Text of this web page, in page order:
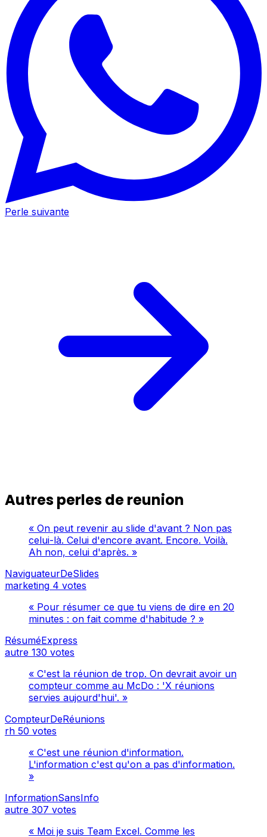
Perle suivante
Autres perles de reunion
« On peut revenir au slide d'avant ? Non pas
celui-là. Celui d'encore avant. Encore. Voilà.
Ah non, celui d'après. »
NaviguateurDeSlides
marketing 4 votes
« Pour résumer ce que tu viens de dire en 20
minutes : on fait comme d'habitude ? »
RésuméExpress
autre 130 votes
« C'est la réunion de trop. On devrait avoir un
compteur comme au McDo : 'X réunions
servies aujourd'hui'. »
CompteurDeRéunions
rh 50 votes
« C'est une réunion d'information.
L'information c'est qu'on a pas d'information.
»
InformationSansInfo
autre 307 votes
« Moi je suis Team Excel. Comme les